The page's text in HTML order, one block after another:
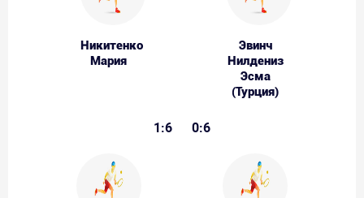
Никитенко
Мария
Эвинч
Нилдениз
Эсма
(Турция)
1:6 0:6